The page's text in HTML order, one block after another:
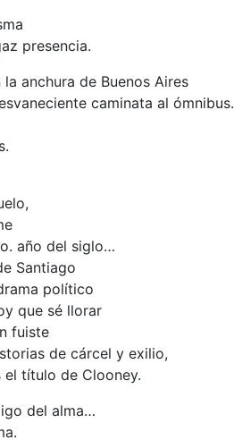
presencia.
anchura de Buenos Aires
caminata al ómnibus.
año del siglo…
Santiago
político
que sé llorar
fuiste
de cárcel y exilio,
título de Clooney.
del alma…